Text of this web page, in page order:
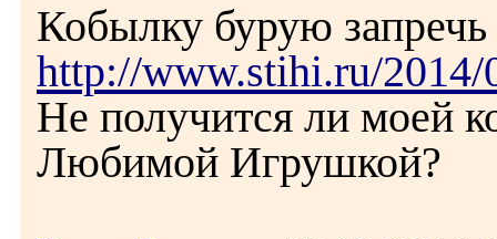
Кобылку бурую запречь
http://www.stihi.ru/2014/
Не получится ли моей
Любимой Игрушкой?